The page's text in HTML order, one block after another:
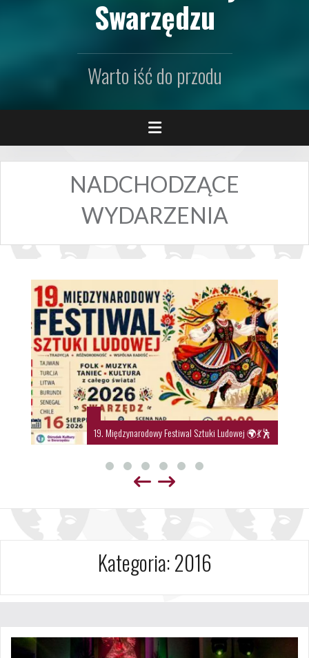
Swarzędzu
Warto iść do przodu
NADCHODZĄCE
WYDARZENIA
19. Międzynarodowy Festiwal Sztuki Ludowej 🌍💃🕺
Kategoria:2016